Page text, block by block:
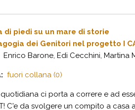
di piedi su un mare di storie
dei Genitori nel progetto I
Enrico Barone, Edi Cecchini, Martina
fuori collana (0)
ci porta a correre e ad
C'e da svolgere un compito a